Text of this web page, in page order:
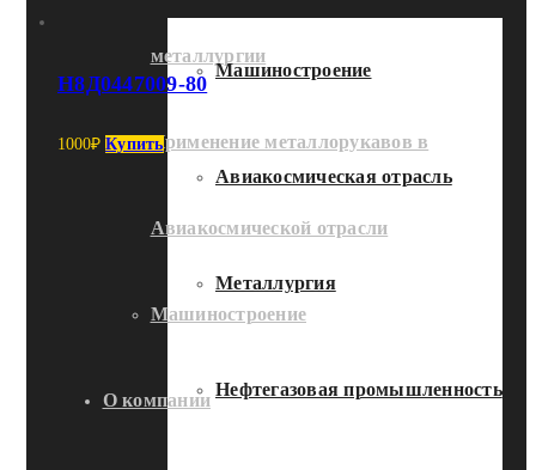
металлургии
Применение металлорукавов в
Авиакосмической отрасли
Машиностроение
О компании
Машиностроение
Авиакосмическая отрасль
Металлургия
Нефтегазовая промышленность
Н8Д0447009-80
1000₽ Купить